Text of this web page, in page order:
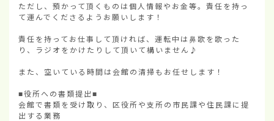
ただし、預かって頂くものは個人情報やお金等。責任を持っ
て運んでくださるようお願いします！
責任を持ってお仕事して頂ければ、運転中は鼻歌を歌った
り、ラジオをかけたりして頂いて構いません♪
また、空いている時間は会館の清掃もお任せします！
■役所への書類提出■
会館で書類を受け取り、区役所や支所の市民課や住民課に提
出する業務